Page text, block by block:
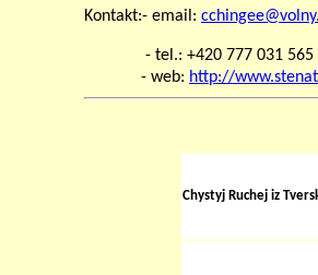
Kontakt:- email:
- tel.: +420 777 031 565
- web: http://
Chystyj Ruchej iz